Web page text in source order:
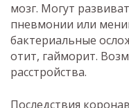
мозг. Могут
пневмонии или
бактериальные
отит, гайморит.
расстройства.
Последствия